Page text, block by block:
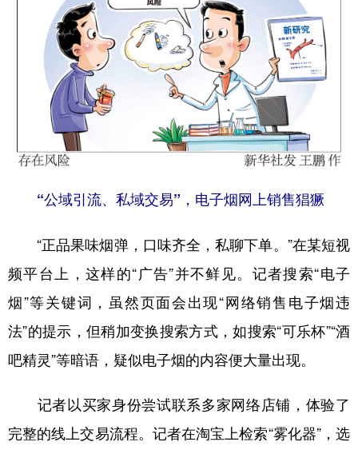
四川 贵州 云南 西藏
陕西 甘肃 青海 宁夏
新疆 黑龙江
多语种频道
Deutsch Português
“公域引流、私域交易”，电子烟网上销售猖獗
“正品果味烟弹，口味齐全，私聊下单。”在某短视
频平台上，这样的“广告”并不鲜见。记者搜索“电子
烟”等关键词，虽然页面会出现“网络销售电子烟违
法”的提示，但稍加变换搜索方式，如搜索“可乐杯”“酒
吧精灵”等暗语，疑似电子烟的内容便大量出现。
记者以买家身份尝试联系多家网络店铺，体验了
完整的线上交易流程。记者在淘宝上检索“雾化器”，选